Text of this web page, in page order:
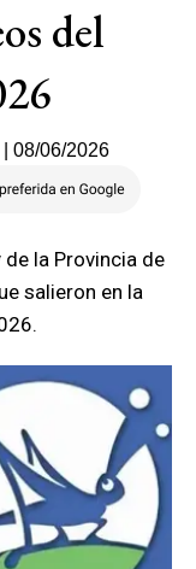
del
08/06/2026
la Provincia de
salieron en la